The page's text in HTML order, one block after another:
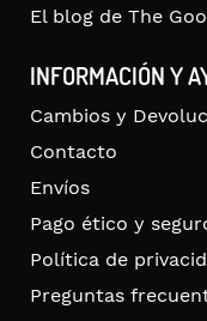
El blog de The
INFORMACIÓN Y
Cambios y
Contacto
Envíos
Pago ético y
Política de
Preguntas